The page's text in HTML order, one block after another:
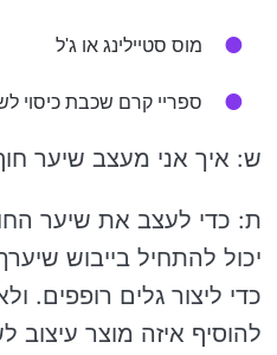
מוס סטיילינג או ג'ל
ספריי קרם שכבת כיסוי
ש: איך אני מעצב שיער חוף
ת: כדי לעצב את שיער
יכול להתחיל בייבוש
כדי ליצור גלים רופפים.
להוסיף איזה מוצר עיצוב